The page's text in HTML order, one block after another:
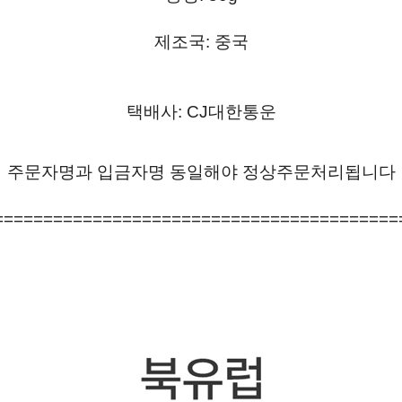
제조국: 중국
택배사: CJ대한통운
주문자명과 입금자명 동일해야 정상주문처리됩니다